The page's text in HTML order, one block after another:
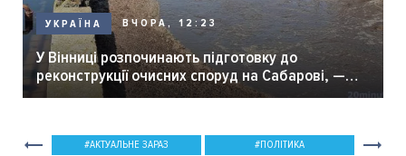
УКРАЇНА ВЧОРА, 12:23
У Вінниці розпочинають підготовку до
реконструкції очисних споруд на Сабарові, —
мер Вінниці.
АКТУАЛЬНЕ ЗАРАЗ ПОЛІТИКА